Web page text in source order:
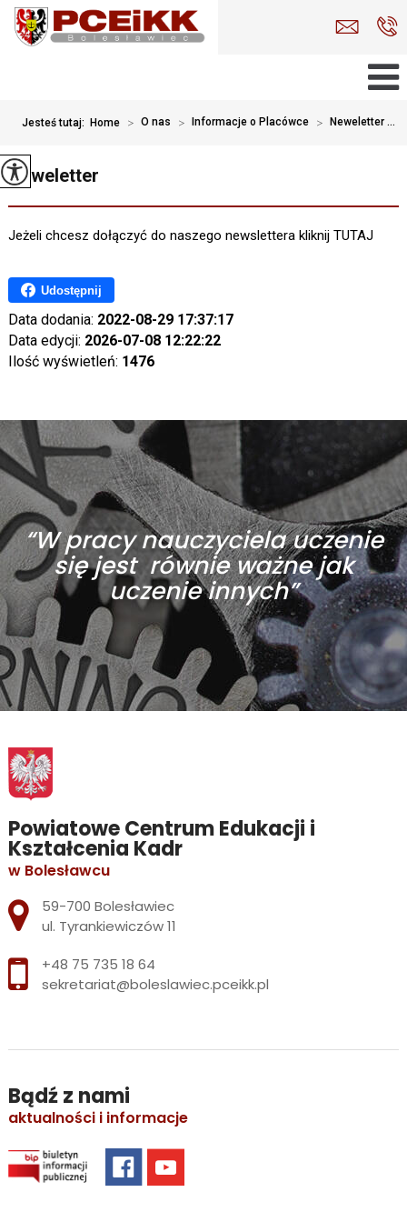
Jesteś tutaj: Home > O nas > Informacje o Placówce > Neweletter ...
Neweletter
Jeżeli chcesz dołączyć do naszego newslettera kliknij TUTAJ
Udostępnij
Data dodania: 2022-08-29 17:37:17
Data edycji: 2026-07-08 12:22:22
Ilość wyświetleń: 1476
“W pracy nauczyciela uczenie
się jest równie ważne jak
uczenie innych”
Powiatowe Centrum Edukacji i
Kształcenia Kadr
w Bolesławcu
Adres pocztowy:
59-700 Bolesławiec
ul. Tyrankiewiczów 11
+48 75 735 18 64
sekretariat@boleslawiec.pceikk.pl
Bądź z nami
aktualności i informacje